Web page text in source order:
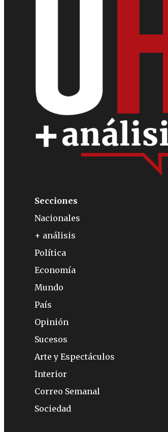
Secciones
Nacionales
+ análisis
Política
Economía
Mundo
País
Opinión
Sucesos
Arte y Espectáculos
Interior
Correo Semanal
Sociedad